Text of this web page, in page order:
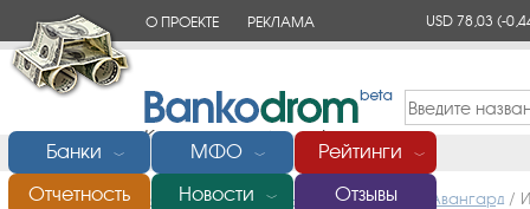
О ПРОЕКТЕ РЕКЛАМА USD 78,03(-
Банки ﹀ МФО ﹀ Рейтинги ﹀
Отчетность Новости ﹀ Отзывы
Главная/Микрофинансовые организации (МФО) Авангард /